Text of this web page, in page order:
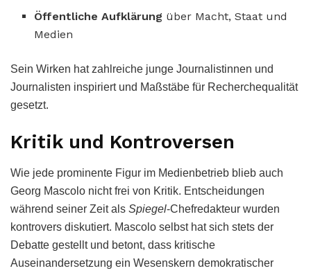
Öffentliche Aufklärung über Macht, Staat und
Medien
Sein Wirken hat zahlreiche junge Journalistinnen und
Journalisten inspiriert und Maßstäbe für Recherchequalität
gesetzt.
Kritik und Kontroversen
Wie jede prominente Figur im Medienbetrieb blieb auch
Georg Mascolo nicht frei von Kritik. Entscheidungen
während seiner Zeit als Spiegel-Chefredakteur wurden
kontrovers diskutiert. Mascolo selbst hat sich stets der
Debatte gestellt und betont, dass kritische
Auseinandersetzung ein Wesenskern demokratischer